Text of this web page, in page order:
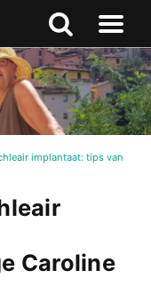
Zoeken
Naar
menu
implantaat: tips van
Caroline
Zoeken
naar
boven